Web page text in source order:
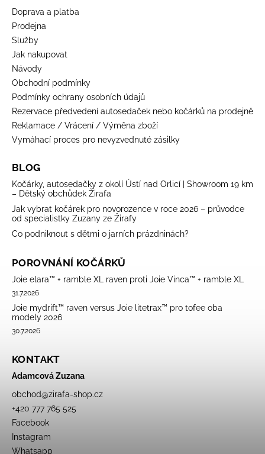
Doprava a platba
Prodejna
Služby
Jak nakupovat
Návody
Obchodní podmínky
Podmínky ochrany osobních údajů
Rezervace předvedení autosedaček nebo kočárků na prodejně
Reklamace / Vrácení / Výměna zboží
Vymáhací proces pro nevyzvednuté zásilky
BLOG
Kočárky, autosedačky z okolí Ústí nad Orlicí | Showroom 19 km
– Dětský obchůdek Žirafa
Jak vybrat kočárek pro novorozence v roce 2026 – průvodce
od specialistky Zuzany ze Žirafy
Co podniknout s dětmi o jarních prázdninách?
POROVNÁNÍ KOČÁRKŮ
Joie elara™ + ramble XL raven proti Joie Vinca™ + ramble XL
31.7.2026
Joie mydrift™ raven versus Joie litetrax™ pro tofee oba
modely 2026
30.7.2026
KONTAKT
Adamcová Zuzana
obchod@zirafa-shop.cz
+420 777 765 525
Facebook
Instagram
Whatsapp